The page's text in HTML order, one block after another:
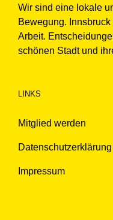
Wir sind eine lokale
Bewegung.
Arbeit.
schönen Stadt und
LINKS
Mitglied werden
Datenschutzerklärung
Impressum